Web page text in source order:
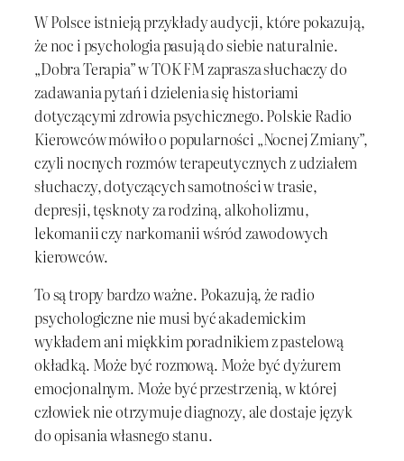
W Polsce istnieją przykłady audycji, które pokazują,
że noc i psychologia pasują do siebie naturalnie.
„Dobra Terapia” w TOK FM zaprasza słuchaczy do
zadawania pytań i dzielenia się historiami
dotyczącymi zdrowia psychicznego. Polskie Radio
Kierowców mówiło o popularności „Nocnej Zmiany”,
czyli nocnych rozmów terapeutycznych z udziałem
słuchaczy, dotyczących samotności w trasie,
depresji, tęsknoty za rodziną, alkoholizmu,
lekomanii czy narkomanii wśród zawodowych
kierowców.
To są tropy bardzo ważne. Pokazują, że radio
psychologiczne nie musi być akademickim
wykładem ani miękkim poradnikiem z pastelową
okładką. Może być rozmową. Może być dyżurem
emocjonalnym. Może być przestrzenią, w której
człowiek nie otrzymuje diagnozy, ale dostaje język
do opisania własnego stanu.